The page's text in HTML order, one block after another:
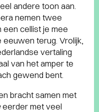
andere toon aan.
nemen twee
cellist je mee
terug. Vrolijk,
vertaling
van het amper te
gewend bent.
bracht samen met
eerder met veel